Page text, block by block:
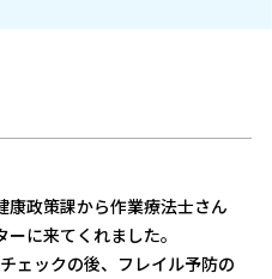
政策課から作業療法士さん
に来てくれました。
ェックの後、フレイル予防の